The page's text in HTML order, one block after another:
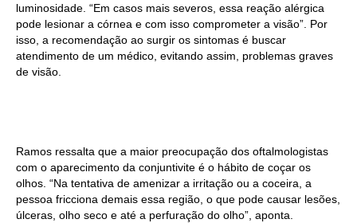
luminosidade. “Em casos mais severos, essa reação alérgica
pode lesionar a córnea e com isso comprometer a visão”. Por
isso, a recomendação ao surgir os sintomas é buscar
atendimento de um médico, evitando assim, problemas graves
de visão.
Ramos ressalta que a maior preocupação dos oftalmologistas
com o aparecimento da conjuntivite é o hábito de coçar os
olhos. “Na tentativa de amenizar a irritação ou a coceira, a
pessoa fricciona demais essa região, o que pode causar lesões,
úlceras, olho seco e até a perfuração do olho”, aponta.